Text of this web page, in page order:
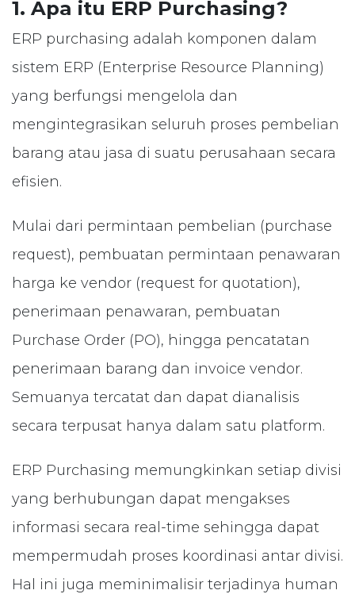
1. Apa itu ERP Purchasing?
ERP purchasing adalah komponen dalam
sistem ERP (Enterprise Resource Planning)
yang berfungsi mengelola dan
mengintegrasikan seluruh proses pembelian
barang atau jasa di suatu perusahaan secara
efisien.
Mulai dari permintaan pembelian (purchase
request), pembuatan permintaan penawaran
harga ke vendor (request for quotation),
penerimaan penawaran, pembuatan
Purchase Order (PO), hingga pencatatan
penerimaan barang dan invoice vendor.
Semuanya tercatat dan dapat dianalisis
secara terpusat hanya dalam satu platform.
ERP Purchasing memungkinkan setiap divisi
yang berhubungan dapat mengakses
informasi secara real-time sehingga dapat
mempermudah proses koordinasi antar divisi.
Hal ini juga meminimalisir terjadinya human